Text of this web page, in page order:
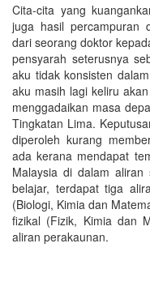
Cita-cita yang
juga hasil percampuran
dari seorang doktor
pensyarah seterusnya
aku tidak konsisten
aku masih lagi keliru
menggadaikan masa
Tingkatan Lima.
diperoleh kurang
ada kerana mendapat
Malaysia di dalam aliran
belajar, terdapat tiga
(Biologi, Kimia dan
fizikal (Fizik, Kimia dan
aliran perakaunan.